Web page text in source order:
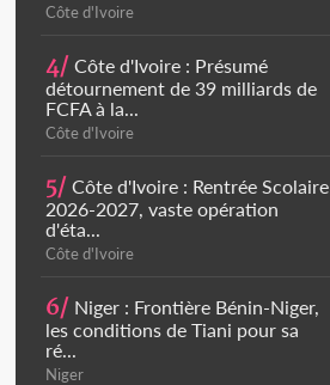
Côte d'Ivoire
4/ Côte d'Ivoire : Présumé
détournement de 39 milliards de
FCFA à la...
Côte d'Ivoire
5/ Côte d'Ivoire : Rentrée Scolaire
2026-2027, vaste opération
d'éta...
Côte d'Ivoire
6/ Niger : Frontière Bénin-Niger,
les conditions de Tiani pour sa
ré...
Niger